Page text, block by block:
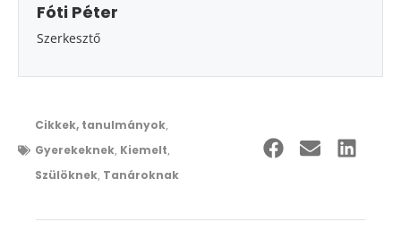
Fóti Péter
Szerkesztő
Cikkek, tanulmányok,
Gyerekeknek, Kiemelt,
Szülöknek, Tanároknak